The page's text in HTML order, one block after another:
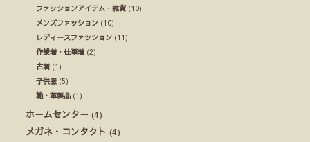
ファッションアイテム・雑貨 (10)
メンズファッション (10)
レディースファッション (11)
作業着・仕事着 (2)
古着 (1)
子供服 (5)
鞄・革製品 (1)
ホームセンター (4)
メガネ・コンタクト (4)